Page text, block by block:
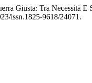
Giusta: Tra Necessità E
issn.1825-9618/24071.